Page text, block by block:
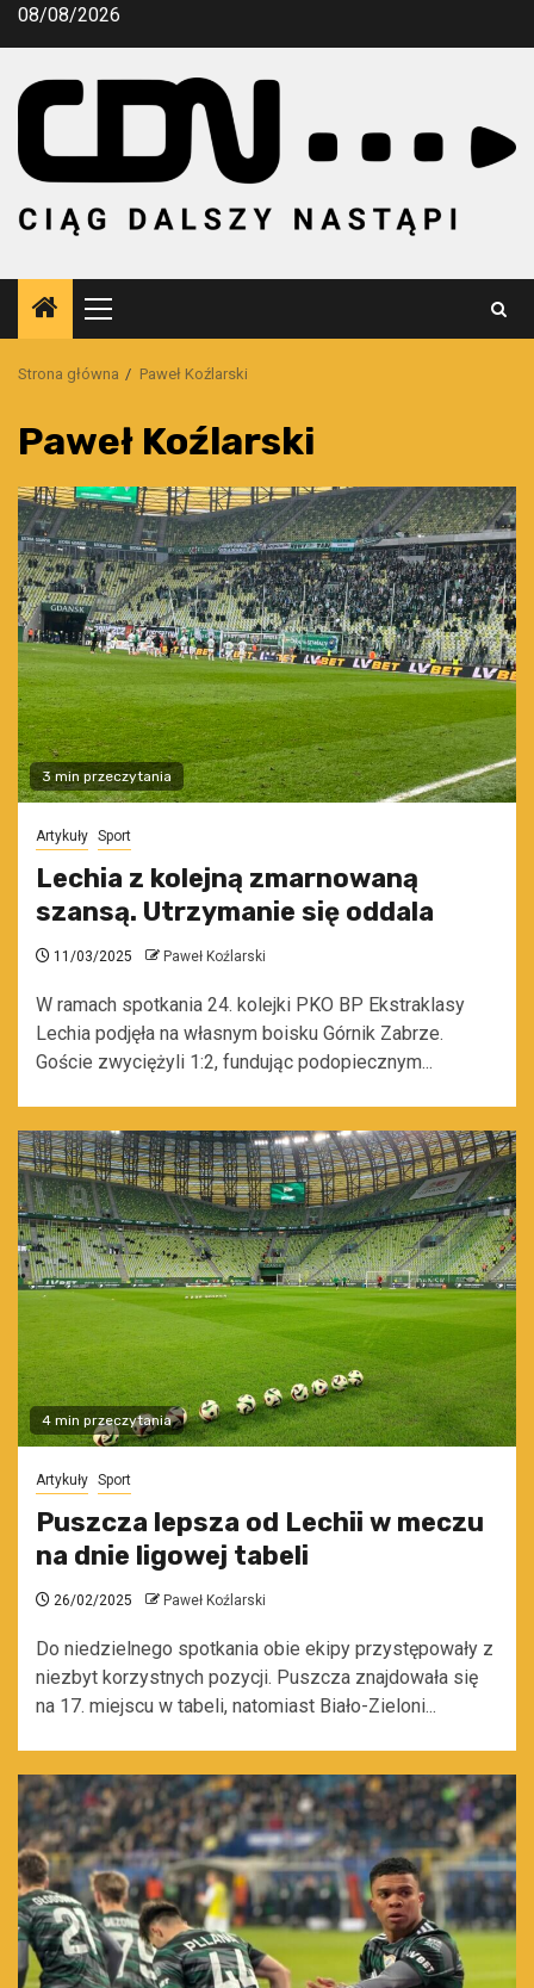
Przejdź
08/08/2026
Menu
główne
Strona główna Paweł Koźlarski
Paweł Koźlarski
3 min przeczytania
Artykuły Sport
Lechia z kolejną zmarnowaną
szansą. Utrzymanie się oddala
11/03/2025 Paweł Koźlarski
W ramach spotkania 24. kolejki PKO BP Ekstraklasy
Lechia podjęła na własnym boisku Górnik Zabrze.
Goście zwyciężyli 1:2, fundując podopiecznym...
4 min przeczytania
Artykuły Sport
Puszcza lepsza od Lechii w meczu
na dnie ligowej tabeli
26/02/2025 Paweł Koźlarski
Do niedzielnego spotkania obie ekipy przystępowały z
niezbyt korzystnych pozycji. Puszcza znajdowała się
na 17. miejscu w tabeli, natomiast Biało-Zieloni...